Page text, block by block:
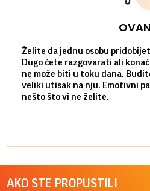
OVAN
Želite da jednu osobu
Dugo ćete razgovarati ali
ne može biti u toku dana.
veliki utisak na nju. Emotivni
nešto što vi ne želite.
AKO STE PROPUSTILI